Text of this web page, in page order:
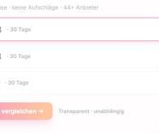
Empfehlungen.
im Vergleich